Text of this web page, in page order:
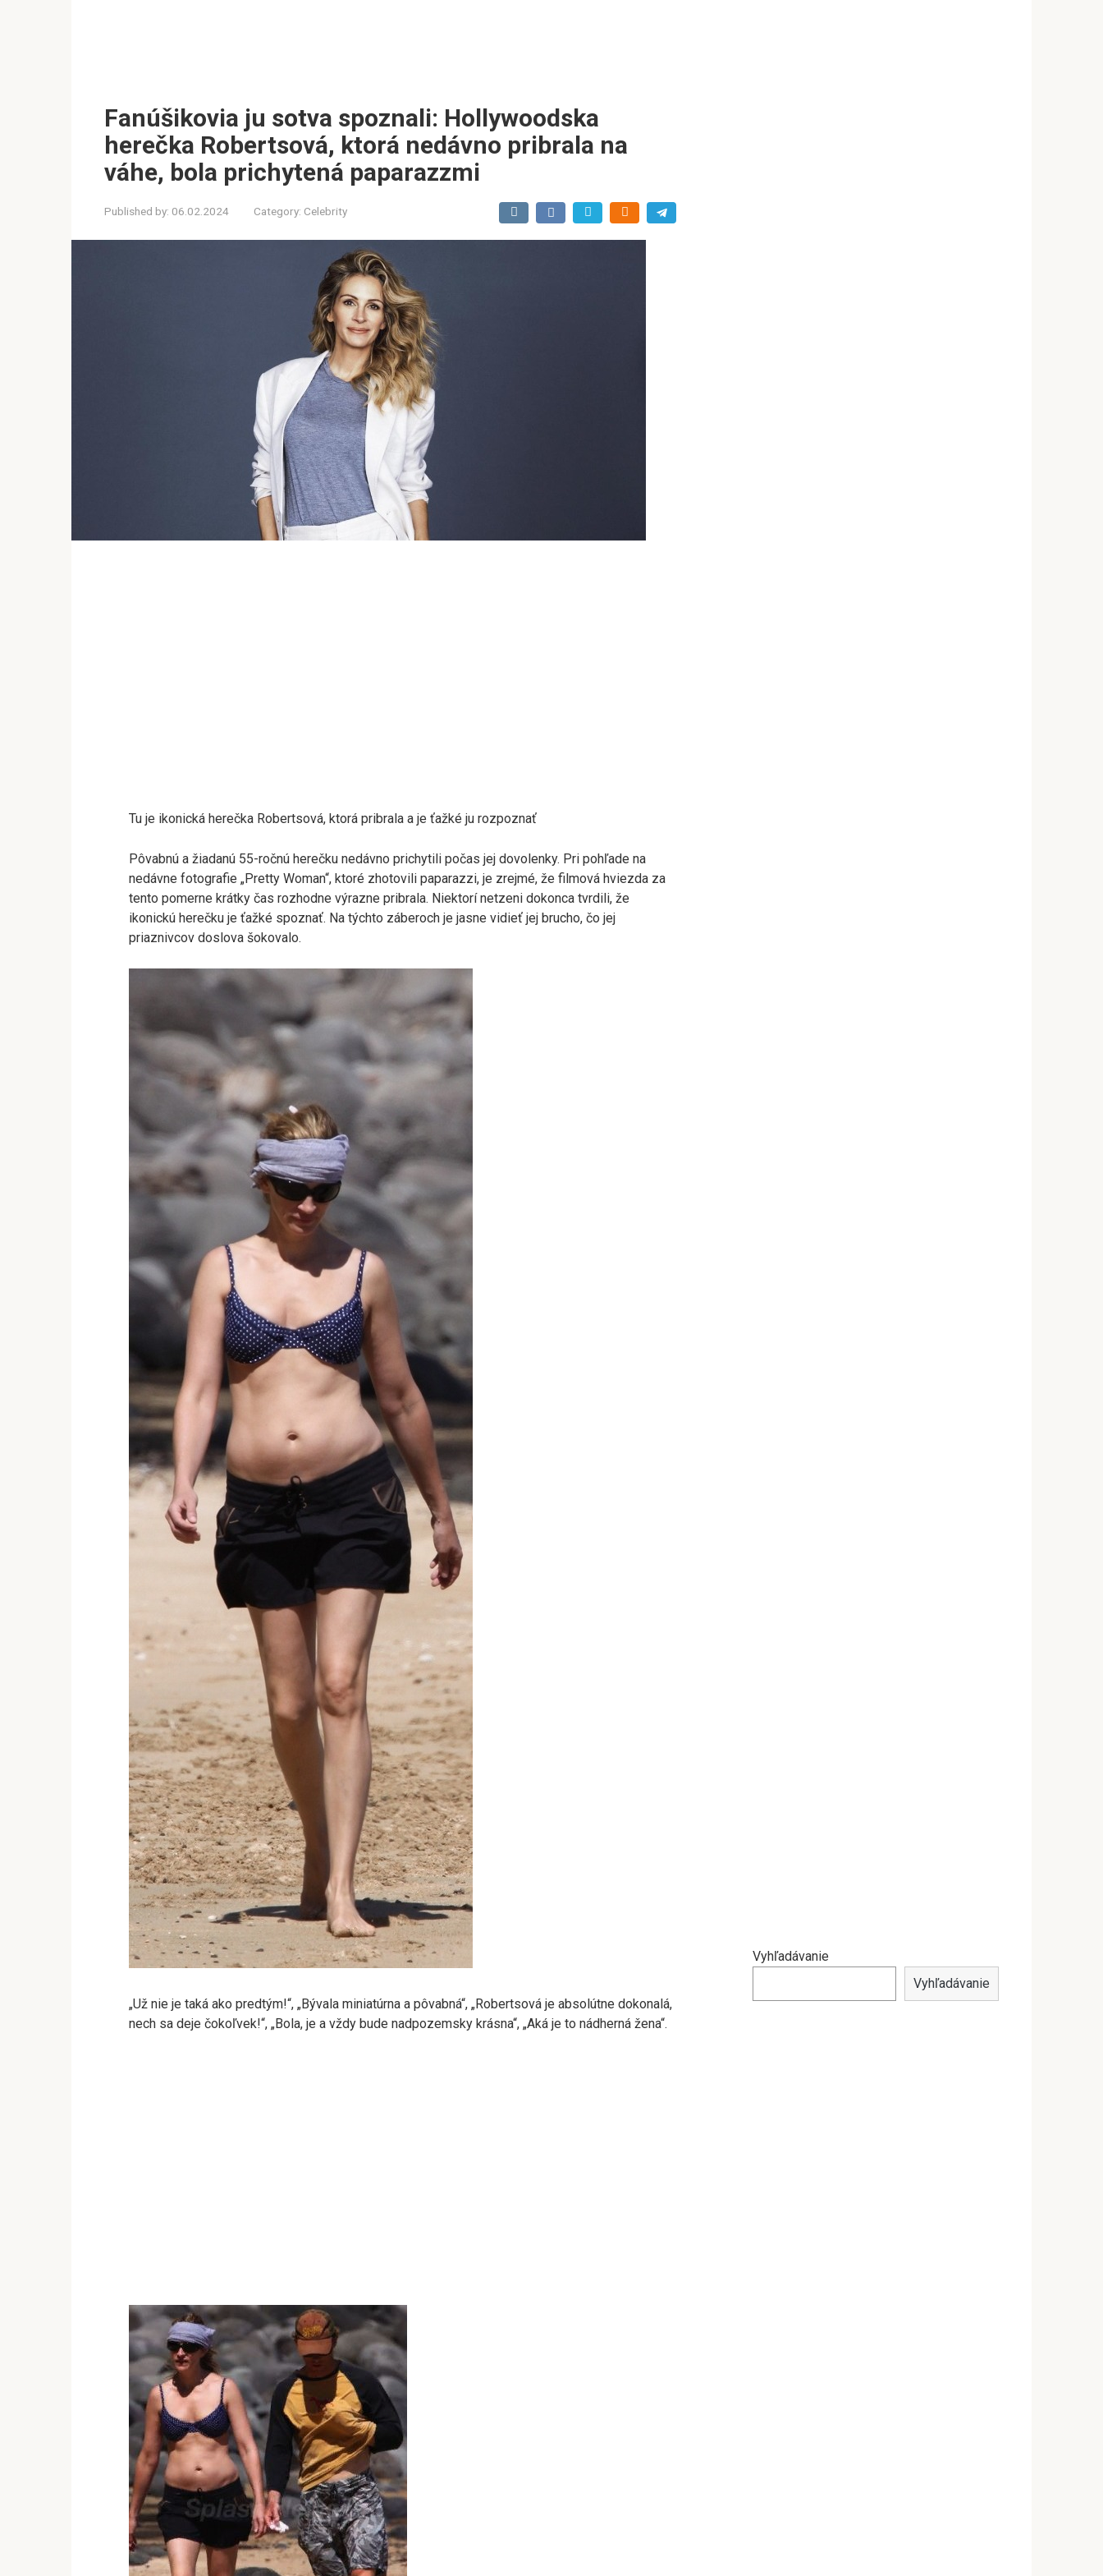
Fanúšikovia ju sotva spoznali: Hollywoodska
herečka Robertsová, ktorá nedávno pribrala na
váhe, bola prichytená paparazzmi
Published by: 06.02.2024 Category: Celebrity
Tu je ikonická herečka Robertsová, ktorá pribrala a je ťažké ju rozpoznať
Pôvabnú a žiadanú 55-ročnú herečku nedávno prichytili počas jej dovolenky. Pri pohľade na
nedávne fotografie „Pretty Woman“, ktoré zhotovili paparazzi, je zrejmé, že filmová hviezda za
tento pomerne krátky čas rozhodne výrazne pribrala. Niektorí netzeni dokonca tvrdili, že
ikonickú herečku je ťažké spoznať. Na týchto záberoch je jasne vidieť jej brucho, čo jej
priaznivcov doslova šokovalo.
„Už nie je taká ako predtým!“, „Bývala miniatúrna a pôvabná“, „Robertsová je absolútne dokonalá,
nech sa deje čokoľvek!“, „Bola, je a vždy bude nadpozemsky krásna“, „Aká je to nádherná žena“.
Vyhľadávanie
Vyhľadávanie